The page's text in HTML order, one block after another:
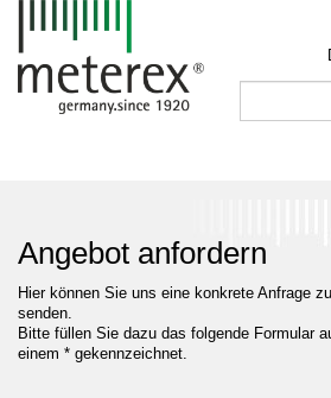
Angebot anfordern
Hier können Sie uns eine konkrete Anfrage
senden.
Bitte füllen Sie dazu das folgende Formular
einem * gekennzeichnet.